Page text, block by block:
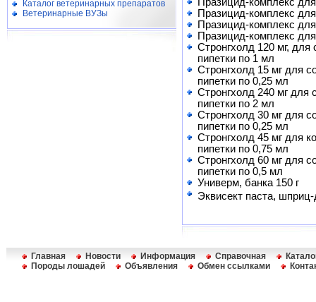
Каталог ветеринарных препаратов
Ветеринарные ВУЗы
Празицид-комплекс
Празицид-комплекс
Празицид-комплекс
Стронгхолд 120 мг, для
пипетки по 1 мл
Стронгхолд 15 мг для
пипетки по 0,25 мл
Стронгхолд 240 мг для
пипетки по 2 мл
Стронгхолд 30 мг для
пипетки по 0,25 мл
Стронгхолд 45 мг для
пипетки по 0,75 мл
Стронгхолд 60 мг для
пипетки по 0,5 мл
Универм, банка 150 г
Эквисект паста, шприц-
Главная Новости Информация Справочная
Породы лошадей
Объявления Обмен ссылками